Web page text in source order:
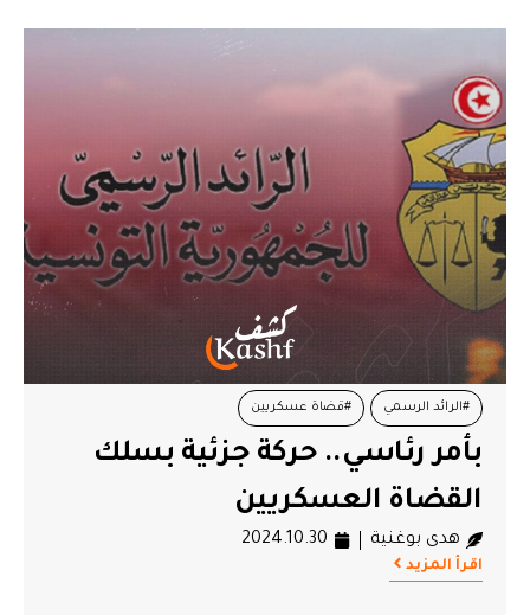
#الرائد الرسمي #قضاة عسكريين
بأمر رئاسي.. حركة جزئية بسلك
القضاة العسكريين
هدى بوغنية 2024.10.30
اقرأ المزيد